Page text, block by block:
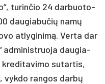
tu­rin­čio 24 dar­buo­to­
dau­gia­bu­čių namų
at­ly­gi­nimą. Ver­ta dar
ad­mi­nist­ruo­ja dau­gia­
kre­di­ta­vi­mo su­tar­tis,
vyk­do ran­gos darbų